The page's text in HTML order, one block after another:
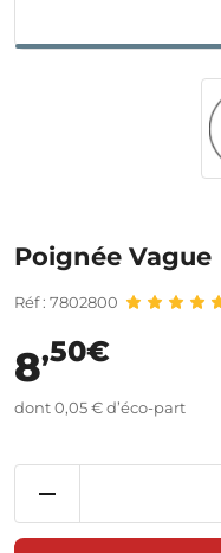
Poignée Vague
Réf : 7802800
8,50€
dont 0,05 € d’éco-part